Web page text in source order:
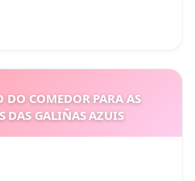
DO COMEDOR PARA AS
DAS GALIÑAS AZUIS